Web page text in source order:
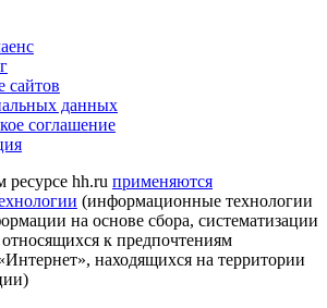
сайтов
данных
соглашение
hh.ru применяются
(информационные технологии
на основе сбора, систематизации
к предпочтениям
находящихся на территории